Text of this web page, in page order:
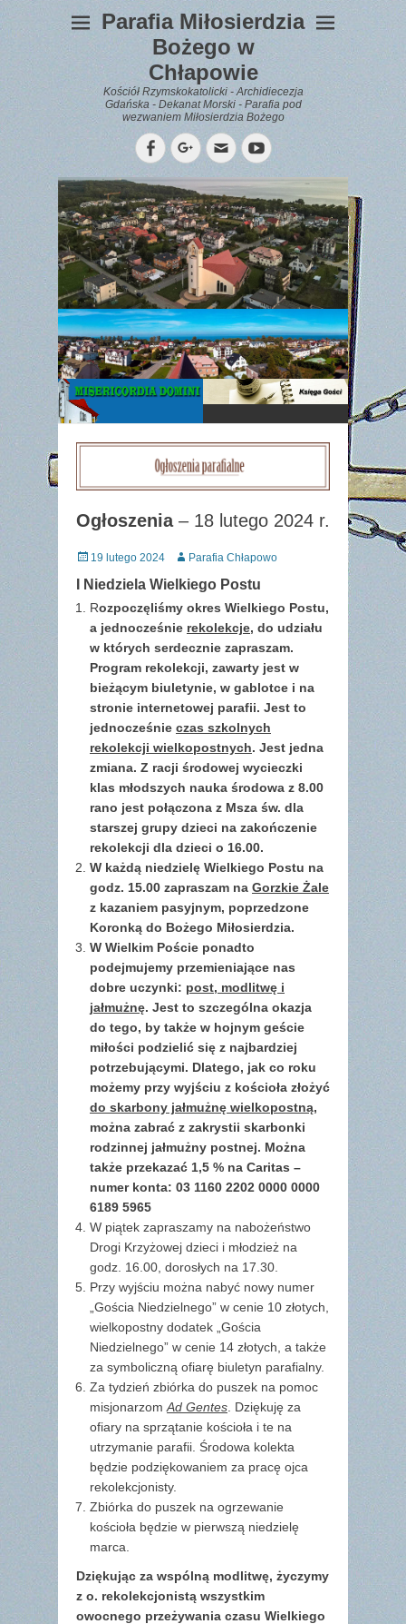
Parafia Miłosierdzia
Bożego w
Chłapowie
Kościół Rzymskokatolicki - Archidiecezja
Gdańska - Dekanat Morski - Parafia pod
wezwaniem Miłosierdzia Bożego
FacebookGoogleplus
EmailYouTube
WYPOCZYNEK
Gazetka
Parafialna
Ogłoszenia– 18 lutego 2024 r.
Posted
19 lutego 2024 Author
Parafia Chłapowo
I Niedziela Wielkiego Postu
Rozpoczęliśmy okres Wielkiego Postu,
a jednocześnie rekolekcje, do udziału
w których serdecznie zapraszam.
Program rekolekcji, zawarty jest w
bieżącym biuletynie, w gablotce i na
stronie internetowej parafii. Jest to
jednocześnie czas szkolnych
rekolekcji wielkopostnych. Jest jedna
zmiana. Z racji środowej wycieczki
klas młodszych nauka środowa z 8.00
rano jest połączona z Msza św. dla
starszej grupy dzieci na zakończenie
rekolekcji dla dzieci o 16.00.
W każdą niedzielę Wielkiego Postu na
godz. 15.00 zapraszam na Gorzkie Żale
z kazaniem pasyjnym, poprzedzone
Koronką do Bożego Miłosierdzia.
W Wielkim Poście ponadto
podejmujemy przemieniające nas
dobre uczynki: post, modlitwę i
jałmużnę. Jest to szczególna okazja
do tego, by także w hojnym geście
miłości podzielić się z najbardziej
potrzebującymi. Dlatego, jak co roku
możemy przy wyjściu z kościoła złożyć
do skarbony jałmużnę wielkopostną,
można zabrać z zakrystii skarbonki
rodzinnej jałmużny postnej. Można
także przekazać 1,5 % na Caritas –
numer konta: 03 1160 2202 0000 0000
6189 5965
W piątek zapraszamy na nabożeństwo
Drogi Krzyżowej dzieci i młodzież na
godz. 16.00, dorosłych na 17.30.
Przy wyjściu można nabyć nowy numer
„Gościa Niedzielnego” w cenie 10 złotych,
wielkopostny dodatek „Gościa
Niedzielnego” w cenie 14 złotych, a także
za symboliczną ofiarę biuletyn parafialny.
Za tydzień zbiórka do puszek na pomoc
misjonarzom Ad Gentes . Dziękuję za
ofiary na sprzątanie kościoła i te na
utrzymanie parafii. Środowa kolekta
będzie podziękowaniem za pracę ojca
rekolekcjonisty.
Zbiórka do puszek na ogrzewanie
kościoła będzie w pierwszą niedzielę
marca.
Dziękując za wspólną modlitwę, życzymy
z o. rekolekcjonistą wszystkim
owocnego przeżywania czasu Wielkiego